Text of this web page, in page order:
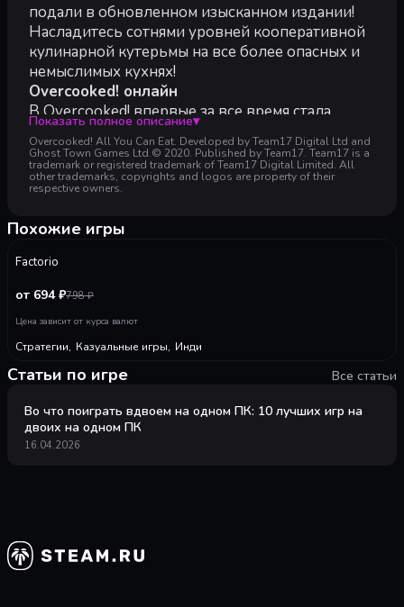
подали в обновленном изысканном издании!
Насладитесь сотнями уровней кооперативной
кулинарной кутерьмы на все более опасных и
немыслимых кухнях!
Overcooked! онлайн
В Overcooked! впервые за все время стала
доступна многопользовательская онлайн-игра!
Пройдитесь по любимым кухням из первой
части в захватывающем разрешении 4K —
ОНЛАЙН!
многопользовательская игра
своими друзьями благодаря кросс-
платформенной поддержке и голосовому чату.
многопользовательской игры и оставит
больше времени для поварских побоищ!
Пир для глаз!
Графика обеих игр поднялась до совершенно
нового уровня в потрясающем формате 4K.
Серия Overcooked! никогда еще не смотрелась
так хорошо.
Играйте в кампанию, на выживание или в
тренировку, а в All You Can Eat еще появился
Показать полное описание▾
Overcooked! All You Can Eat. Developed by Team17 Digital Ltd and
Ghost Town Games Ltd.© 2020. Published by Team17. Team17 is a
trademark or registered trademark of Team17 Digital Limited. All
other trademarks, copyrights and logos are property of their
respective owners.
Процессор: Intel Core 2 Quad Q6600 or AMD Phenom II X3
Оперативная память:4 GB ОЗУ
Видеокарта:
NVIDIA GeForce GTS 450, 1 GB / AMD Radeon
DirectX:версии 11
Место на диске: 8 GB
Рекомендуемые:
Рекомендованные:
64-разрядные процессор и операционная система
ОС:Windows 10 64 Bit
Процессор:Intel core i5-2300, 2.8 GHz or AMD FX-4300, 3.8
Видеокарта:GeForce GTX 660 2GB VRAM / Radeon HD 7870
Место на диске:
Похожие игры
Factorio
от 694 ₽798 ₽
Цена зависит от курса валют
Стратегии, Казуальные игры, Инди
Статьи по игре Все статьи
Во что поиграть вдвоем на одном ПК: 10 лучших игр на
двоих на одном ПК
16.04.2026